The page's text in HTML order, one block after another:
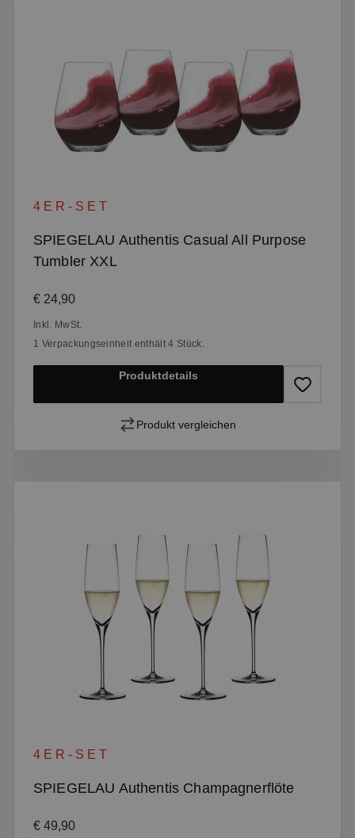
4ER-SET
SPIEGELAU Authentis Casual All Purpose
Tumbler XXL
Regulärer Preis:
€ 24,90
Inkl. MwSt.
1 Verpackungseinheit enthält 4 Stück.
Produktdetails
Produkt vergleichen
4ER-SET
SPIEGELAU Authentis Champagnerflöte
Regulärer Preis:
€ 49,90